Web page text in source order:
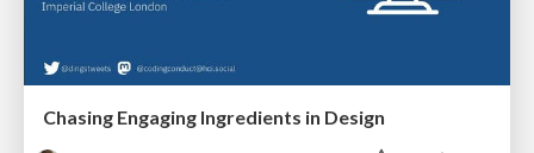
Chasing Engaging Ingredients in Design